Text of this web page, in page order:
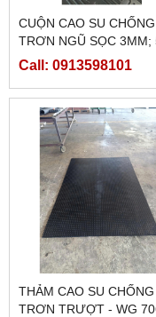
CUỘN CAO SU CHỐNG
TRƠN NGŨ SỌC 3MM;
Call: 0913598101
THẢM CAO SU CHỐNG
TRƠN TRƯỢT - WG